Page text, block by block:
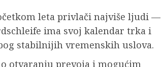
leta privlači najviše ljudi —
ima svoj kalendar trka i
stabilnijih vremenskih uslova.
otvaranju prevoja i mogućim